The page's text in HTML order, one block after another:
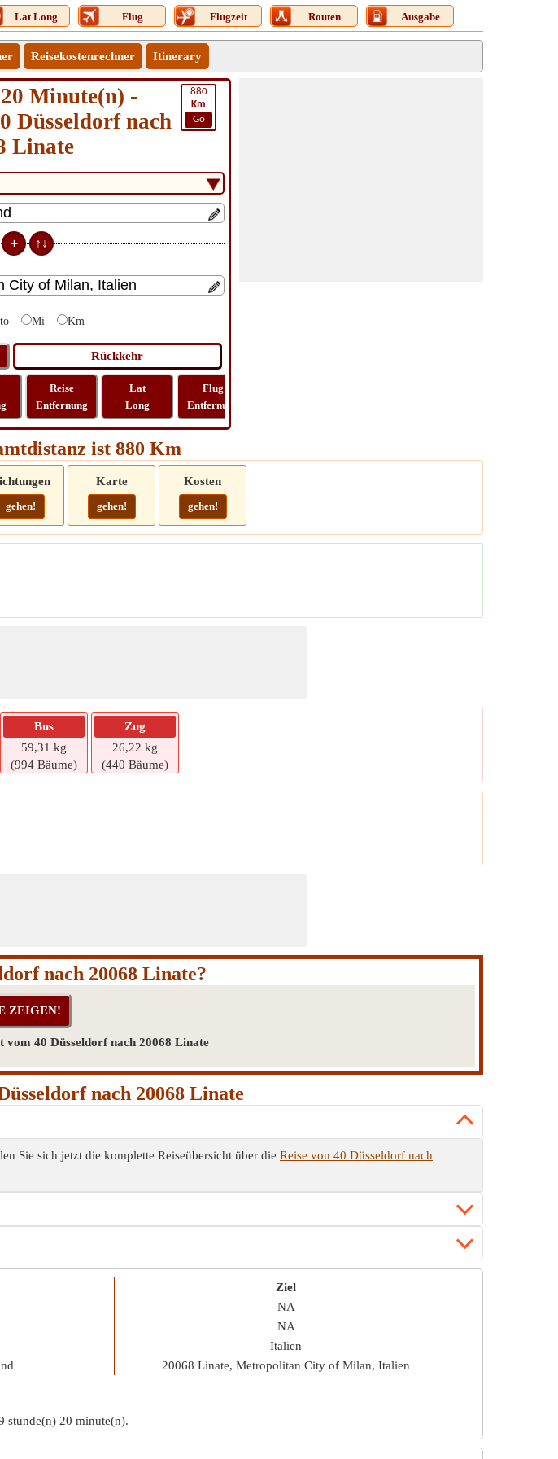
Lat Long Flug Flugzeit Routen Ausgabe
Reisekostenrechner Itinerary
880
Km
Go
Minute(n) -
Düsseldorf nach
Linate
Mi Km
Reise
Entfernung
Lat
Long
Flug
Entfernung
ist 880 Km
gehen!
Karte
gehen!
Kosten
gehen!
Bus
59,31 kg
(994 Bäume)
Zug
26,22 kg
(440 Bäume)
nach 20068 Linate?
vom 40 Düsseldorf nach 20068 Linate
nach 20068 Linate
Sie sich jetzt die komplette Reiseübersicht über die Reise von 40 Düsseldorf nach
Ziel
NA
NA
Italien
20068 Linate, Metropolitan City of Milan, Italien
stunde(n) 20 minute(n).